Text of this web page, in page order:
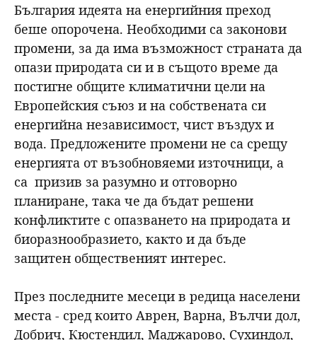
България идеята на енергийния преход
беше опорочена. Необходими са законови
промени, за да има възможност страната да
опази природата си и в същото време да
постигне общите климатични цели на
Европейския съюз и на собствената си
енергийна независимост, чист въздух и
вода. Предложените промени не са срещу
енергията от възобновяеми източници, а
са призив за разумно и отговорно
планиране, така че да бъдат решени
конфликтите с опазването на природата и
биоразнообразието, както и да бъде
защитен общественият интерес.
През последните месеци в редица населени
места - сред които Аврен, Варна, Вълчи дол,
Добрич, Кюстендил, Маджарово, Сухиндол,